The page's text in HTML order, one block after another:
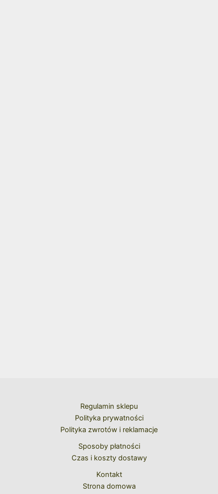
Regulamin sklepu
Polityka prywatności
Polityka zwrotów i reklamacje
Sposoby płatności
Czas i koszty dostawy
Kontakt
Strona domowa